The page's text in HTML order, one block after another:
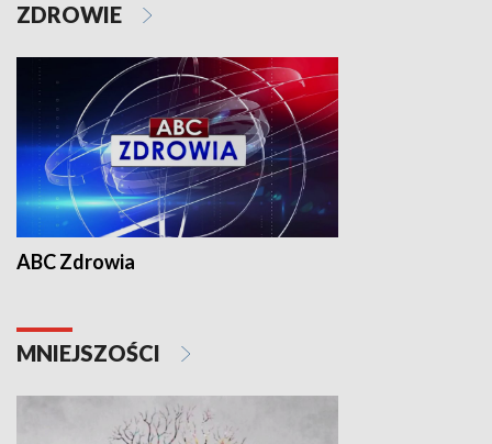
ZDROWIE
ABC Zdrowia
MNIEJSZOŚCI